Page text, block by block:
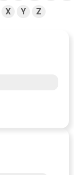
X Y Z